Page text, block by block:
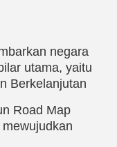
negara
utama, yaitu
Berkelanjutan
Road Map